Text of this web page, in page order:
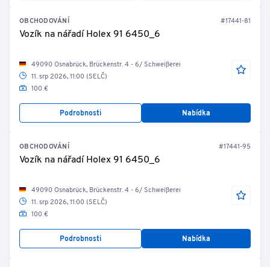
OBCHODOVÁNÍ #17441-81
Vozík na nářadí Holex 91 6450_6
49090 Osnabrück, Brückenstr. 4 - 6/ Schweißerei
11. srp 2026, 11:00 (SELČ)
100 €
Podrobnosti Nabídka
OBCHODOVÁNÍ #17441-95
Vozík na nářadí Holex 91 6450_6
49090 Osnabrück, Brückenstr. 4 - 6/ Schweißerei
11. srp 2026, 11:00 (SELČ)
100 €
Podrobnosti Nabídka